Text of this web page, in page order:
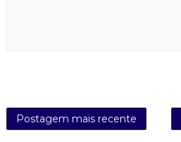
Postagem mais recente